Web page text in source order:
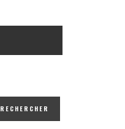
RECHERCHER